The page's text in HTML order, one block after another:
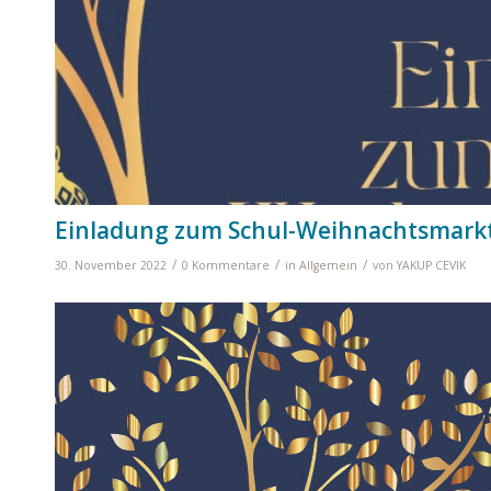
Einladung zum Schul-
30. November 2022 / 0 Kommentare / in Allgemein / von YAKUP CEVIK